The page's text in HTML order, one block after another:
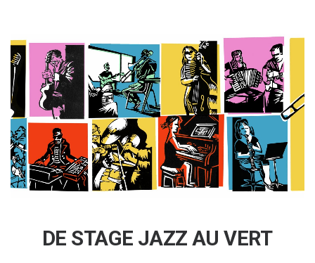
DE STAGE JAZZ AU VERT